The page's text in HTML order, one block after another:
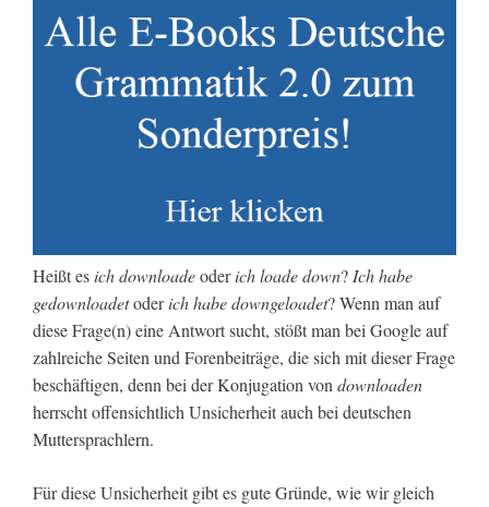
Heißt es ich downloadeoderich loade down? Ich habe
gedownloadetoderich habe downgeloadet? Wenn man auf
diese Frage(n) eine Antwort sucht, stößt man bei Google auf
zahlreiche Seiten und Forenbeiträge, die sich mit dieser Frage
beschäftigen, denn bei der Konjugation von downloaden
herrscht offensichtlich Unsicherheit auch bei deutschen
Muttersprachlern.
Für diese Unsicherheit gibt es gute Gründe, wie wir gleich